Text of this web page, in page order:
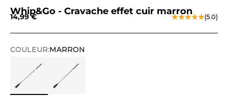
Whip&Go - Cravache effet cuir marron
Prix de vente
14,99 € (5.0)
COULEUR:MARRON